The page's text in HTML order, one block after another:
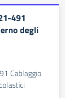
491
degli
Cablaggio